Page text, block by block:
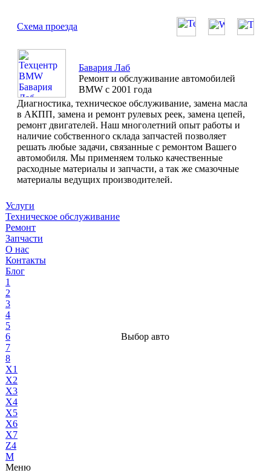
Схема проезда
Бавария Лаб
Ремонт и обслуживание автомобилей
BMW с 2001 года
Диагностика, техническое обслуживание, замена масла
в АКПП, замена и ремонт рулевых реек, замена цепей,
ремонт двигателей. Наш многолетний опыт работы и
наличие собственного склада запчастей позволяет
решать любые задачи, связанные с ремонтом Вашего
автомобиля. Мы применяем только качественные
расходные материалы и запчасти, а так же смазочные
материалы ведущих производителей.
Услуги
Техническое обслуживание
Ремонт
Запчасти
О нас
Контакты
Блог
1
2
3
4
5
6
7
8
X1
X2
X3
X4
X5
X6
X7
Z4
М
Меню
Выбор авто